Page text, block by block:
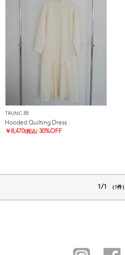
TRUNC 88
Hooded Quilting Dress
￥8,470(税込) 30%OFF
1/1 （1件）